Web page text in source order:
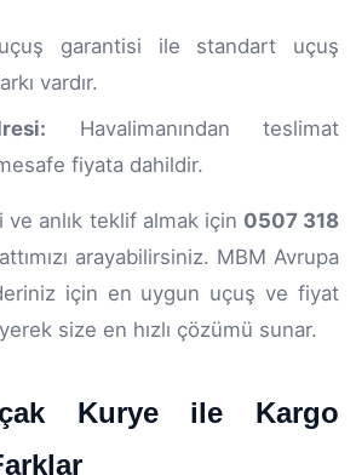
garantisi ile standart uçuş
vardır.
Havalimanından teslimat
fiyata dahildir.
ve anlık teklif almak için 0507 318
arayabilirsiniz. MBM Avrupa
için en uygun uçuş ve fiyat
size en hızlı çözümü sunar.
Kurye ile Kargo